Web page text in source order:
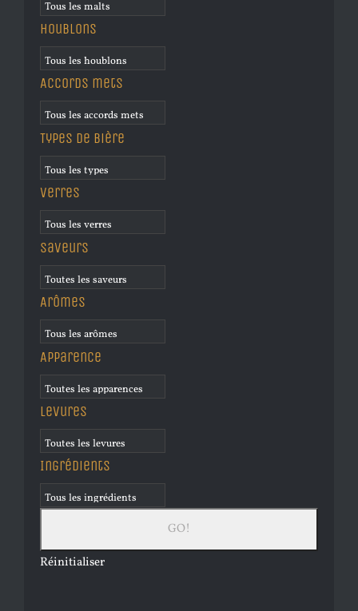
Houblons
Accords mets
Types de bière
Verres
Saveurs
Arômes
Apparence
Levures
Ingrédients
Réinitialiser